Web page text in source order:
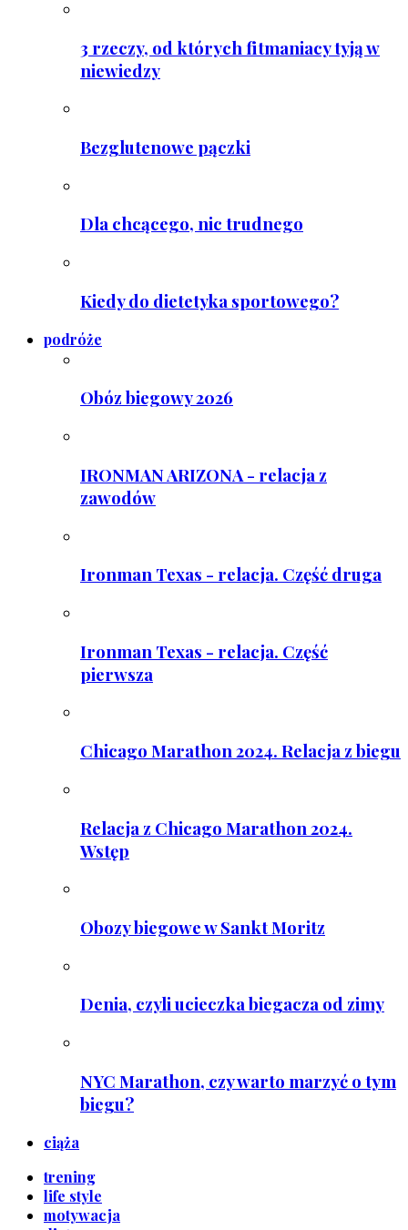
3 rzeczy, od których fitmaniacy tyją w
niewiedzy
Bezglutenowe pączki
Dla chcącego, nic trudnego
Kiedy do dietetyka sportowego?
podróże
Obóz biegowy 2026
IRONMAN ARIZONA - relacja z
zawodów
Ironman Texas - relacja. Część druga
Ironman Texas - relacja. Część
pierwsza
Chicago Marathon 2024. Relacja z biegu
Relacja z Chicago Marathon 2024.
Wstęp
Obozy biegowe w Sankt Moritz
Denia, czyli ucieczka biegacza od zimy
NYC Marathon, czy warto marzyć o tym
biegu?
ciąża
trening
life style
motywacja